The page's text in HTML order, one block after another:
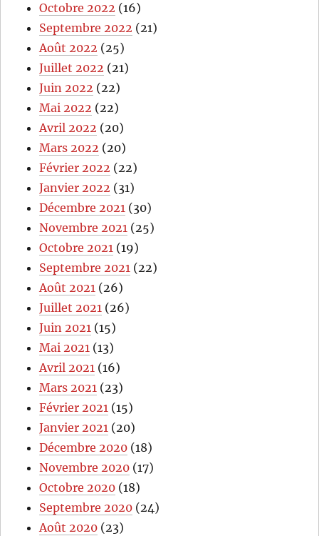
Octobre 2022 (16)
Septembre 2022 (21)
Août 2022 (25)
Juillet 2022 (21)
Juin 2022 (22)
Mai 2022 (22)
Avril 2022 (20)
Mars 2022 (20)
Février 2022 (22)
Janvier 2022 (31)
Décembre 2021 (30)
Novembre 2021 (25)
Octobre 2021 (19)
Septembre 2021 (22)
Août 2021 (26)
Juillet 2021 (26)
Juin 2021 (15)
Mai 2021 (13)
Avril 2021 (16)
Mars 2021 (23)
Février 2021 (15)
Janvier 2021 (20)
Décembre 2020 (18)
Novembre 2020 (17)
Octobre 2020 (18)
Septembre 2020 (24)
Août 2020 (23)